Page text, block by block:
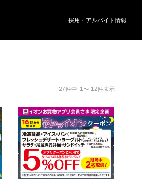
採用・アルバイト情報
27件中 1〜 12件表示